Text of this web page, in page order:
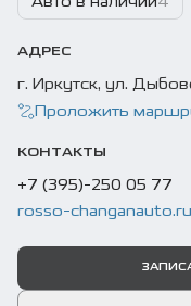
АДРЕС
г. Иркутск, ул.
Проложить
КОНТАКТЫ
+7 (395)-250 05 77
rosso-changanauto.ru